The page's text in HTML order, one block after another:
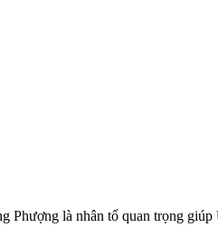
Phượng là nhân tố quan trọng